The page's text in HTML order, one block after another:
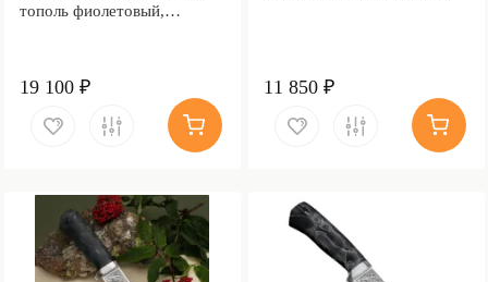
тополь фиолетовый,
19 100 ₽ 11 850 ₽